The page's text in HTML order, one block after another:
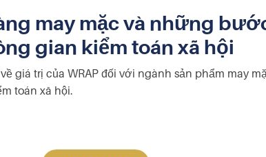
may mặc và những
gian kiểm toán xã hội
giá trị của WRAP đối với ngành sản phẩm may
toán xã hội.